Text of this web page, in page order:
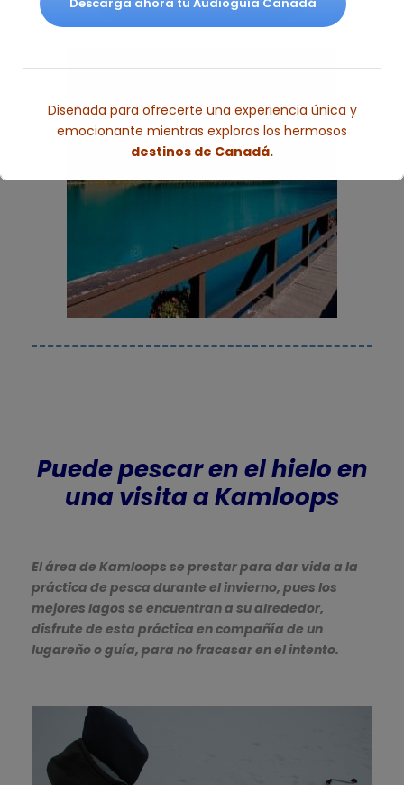
Puede pescar en el hielo en
una visita a Kamloops
El área de Kamloops se prestar para dar vida a la
práctica de pesca durante el invierno, pues los
mejores lagos se encuentran a su alrededor,
disfrute de esta práctica en compañía de un
lugareño o guía, para no fracasar en el intento.
Descarga ahora tu Audioguía Canadá
Diseñada para ofrecerte una experiencia única y
emocionante mientras exploras los hermosos
destinos de Canadá.
segundos